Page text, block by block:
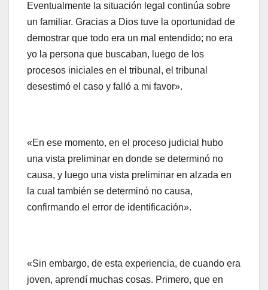
Eventualmente la situación legal continúa sobre
un familiar. Gracias a Dios tuve la oportunidad de
demostrar que todo era un mal entendido; no era
yo la persona que buscaban, luego de los
procesos iniciales en el tribunal, el tribunal
desestimó el caso y falló a mi favor».
«En ese momento, en el proceso judicial hubo
una vista preliminar en donde se determinó no
causa, y luego una vista preliminar en alzada en
la cual también se determinó no causa,
confirmando el error de identificación».
«Sin embargo, de esta experiencia, de cuando era
joven, aprendí muchas cosas. Primero, que en